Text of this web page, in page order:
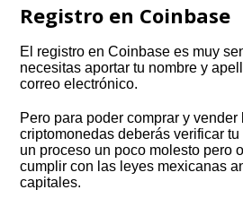
Registro en Coinbase
El registro en Coinbase es muy
necesitas aportar tu nombre y
correo electrónico.
Pero para poder comprar y vender
criptomonedas deberás verificar
un proceso un poco molesto pero
cumplir con las leyes mexicanas
capitales.